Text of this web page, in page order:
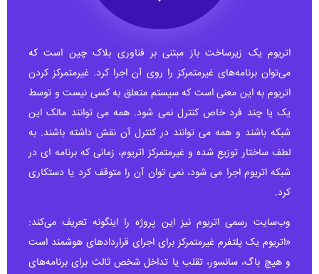
اتریوم یک زیرساخت باز مبتنی بر فناوری بلاک چین است که
می‌توان برنامه‌های غیرمتمرکز را روی آن اجرا کرد. غیرمتمرکز کردن
اتریوم به این معنی است که سیستم متعلق به کسی نیست و توسط
یک یا چند فرد خاص کنترل نمی شود. همه می توانند مالک این
شبکه باشند و همه می توانند در کنترل آن نقش داشته باشند. به
لطف ساختار توزیع شده و غیرمتمرکز اتریوم، زمانی که برنامه ای در
شبکه اتریوم اجرا می شود، نمی توان آن را متوقف کرد یا دستکاری
کرد.
وب‌سایت رسمی اتریوم نیز این پروژه را اینگونه تعریف می‌کند:
«اتریوم یک پلتفرم غیرمتمرکز برای اجرای قراردادهای هوشمند است
و هیچ باگ، سانسور، تقلب یا تداخل شخص ثالث برای برنامه‌های